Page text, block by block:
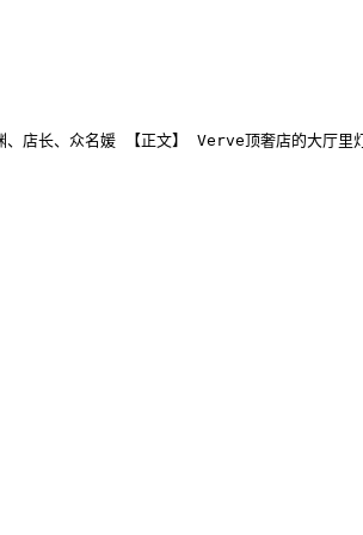
、众名媛 【正文】 Verve顶奢店的大厅里灯